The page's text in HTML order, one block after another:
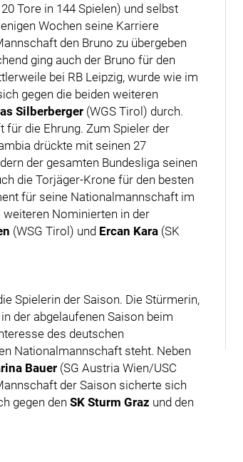
Tore in 144 Spielen) und selbst
Wochen seine Karriere
den Bruno zu übergeben
ging auch der Bruno für den
bei RB Leipzig, wurde wie im
gegen die beiden weiteren
Silberberger (WGS Tirol) durch.
die Ehrung. Zum Spieler der
drückte mit seinen 27
der gesamten Bundesliga seinen
die Torjäger-Krone für den besten
für seine Nationalmannschaft im
Nominierten in der
(WSG Tirol) und Ercan Kara (SK
Spielerin der Saison. Die Stürmerin,
der abgelaufenen Saison beim
des deutschen
Nationalmannschaft steht. Neben
Bauer (SG Austria Wien/USC
der Saison sicherte sich
gegen den SK Sturm Graz und den